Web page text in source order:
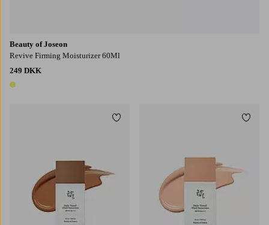
Beauty of Joseon
Revive Firming Moisturizer 60Ml
249 DKK
1 farve
Tilføj til favoritter